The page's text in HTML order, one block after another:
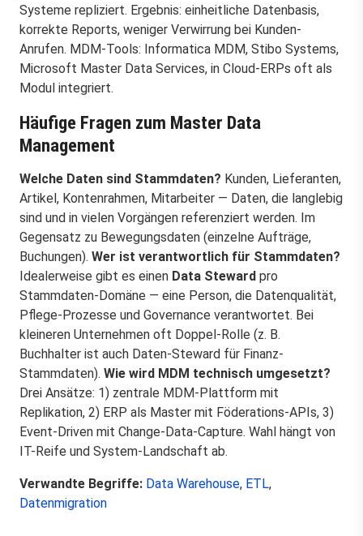
Systeme repliziert. Ergebnis: einheitliche Datenbasis,
korrekte Reports, weniger Verwirrung bei Kunden-
Anrufen. MDM-Tools: Informatica MDM, Stibo Systems,
Microsoft Master Data Services, in Cloud-ERPs oft als
Modul integriert.
Häufige Fragen zum Master Data
Management
Welche Daten sind Stammdaten? Kunden, Lieferanten,
Artikel, Kontenrahmen, Mitarbeiter — Daten, die langlebig
sind und in vielen Vorgängen referenziert werden. Im
Gegensatz zu Bewegungsdaten (einzelne Aufträge,
Buchungen). Wer ist verantwortlich für Stammdaten?
Idealerweise gibt es einen Data Steward pro
Stammdaten-Domäne — eine Person, die Datenqualität,
Pflege-Prozesse und Governance verantwortet. Bei
kleineren Unternehmen oft Doppel-Rolle (z. B.
Buchhalter ist auch Daten-Steward für Finanz-
Stammdaten). Wie wird MDM technisch umgesetzt?
Drei Ansätze: 1) zentrale MDM-Plattform mit
Replikation, 2) ERP als Master mit Föderations-APIs, 3)
Event-Driven mit Change-Data-Capture. Wahl hängt von
IT-Reife und System-Landschaft ab.
Verwandte Begriffe: Data Warehouse, ETL,
Datenmigration